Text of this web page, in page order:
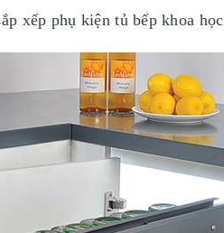
xếp phụ kiện tủ bếp khoa học